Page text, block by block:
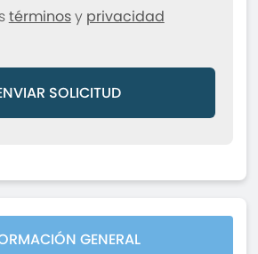
términosy privacidad
SOLICITUD
GENERAL